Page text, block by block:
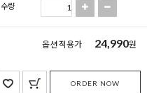
수량
옵션 적용가 24,990원
ORDER NOW